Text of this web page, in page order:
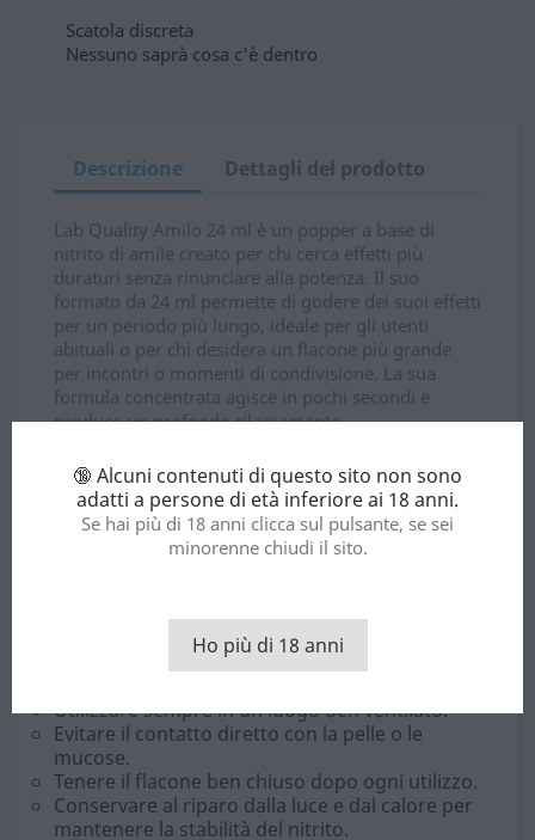
Scatola discreta
Nessuno saprà cosa c'è dentro
Descrizione Dettagli del prodotto
Lab Quality Amilo 24 ml è un popper a base di
nitrito di amile creato per chi cerca effetti più
duraturi senza rinunciare alla potenza. Il suo
formato da 24 ml permette di godere dei suoi effetti
per un periodo più lungo, ideale per gli utenti
abituali o per chi desidera un flacone più grande
per incontri o momenti di condivisione. La sua
formula concentrata agisce in pochi secondi e
produce un profondo rilassamento.
Il flacone più grande offre praticità e stabilità,
mantenendo la stessa qualità che caratterizza la
gamma Lab Quality. Il suo design in vetro
resistente aiuta a preservare la composizione e
garantisce sicurezza durante l'uso e la
Consigli per l'applicazione
Utilizzare sempre in un luogo ben ventilato.
Evitare il contatto diretto con la pelle o le
mucose.
Tenere il flacone ben chiuso dopo ogni utilizzo.
Conservare al riparo dalla luce e dal calore per
mantenere la stabilità del nitrito.
🔞 Alcuni contenuti di questo sito non sono
adatti a persone di età inferiore ai 18 anni.
Se hai più di 18 anni clicca sul pulsante, se sei
minorenne chiudi il sito.
Ho più di 18 anni